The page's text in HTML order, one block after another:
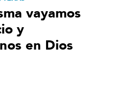
vayamos
y
en Dios